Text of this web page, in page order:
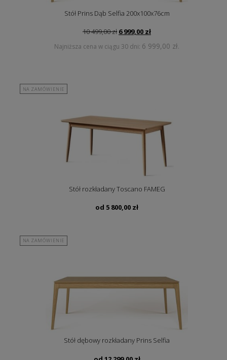
Stół Prins Dąb Selfia 200x100x76cm
10 499,00zł Pierwotna
wynosiła:
6 999,00 złAktualna
wynosi:
Najniższa cena w ciągu 30 dni: 6 999,00 zł.
NA ZAMÓWIENIE
Stół rozkładany Toscano FAMEG
od 5 800,00 zł
NA ZAMÓWIENIE
Stół dębowy rozkładany Prins Selfia